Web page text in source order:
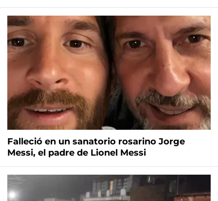
Falleció en un sanatorio rosarino Jorge
Messi, el padre de Lionel Messi